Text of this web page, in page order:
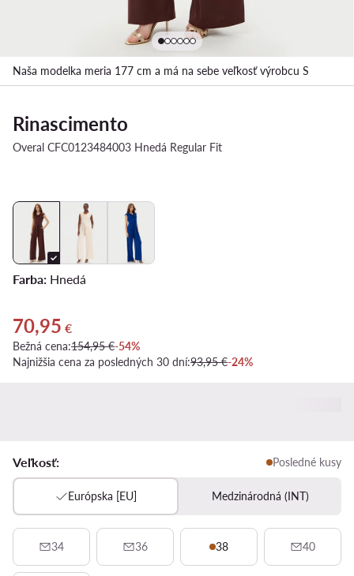
Naša modelka meria 177 cm a má na sebe veľkosť výrobcu S
Rinascimento
Overal CFC0123484003 Hnedá Regular Fit
Farba: Hnedá
Aktuálna cena 70,95 €
70,95 €
Bežná cena:154,95 €-54%
Najnižšia cena za posledných 30 dní:93,95 €-24%
Veľkosť: Posledné kusy
Európska [EU] Medzinárodná (INT)
34 36 38 40